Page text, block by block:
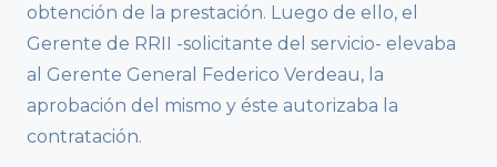
obtención de la prestación. Luego de ello, el
Gerente de RRII -solicitante del servicio- elevaba
al Gerente General Federico Verdeau, la
aprobación del mismo y éste autorizaba la
contratación.